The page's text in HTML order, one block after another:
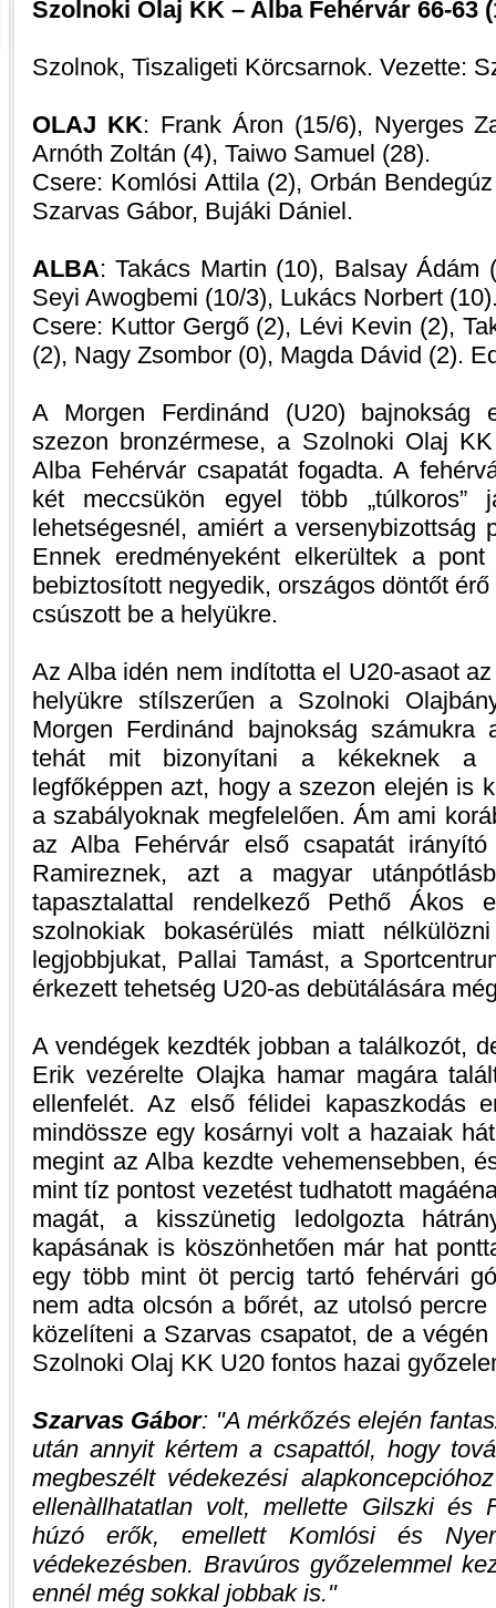
Szolnoki Olaj KK – Alba Fehérvár 66-63
Szolnok, Tiszaligeti Körcsarnok. Vezette:
OLAJ KK: Frank Áron (15/6), Nyerges
Arnóth Zoltán (4), Taiwo Samuel (28).
Csere: Komlósi Attila (2), Orbán
Szarvas Gábor, Bujáki Dániel.
ALBA: Takács Martin (10), Balsay Ádám
Seyi Awogbemi (10/3), Lukács Norbert
Csere: Kuttor Gergő (2), Lévi Kevin (2),
(2), Nagy Zsombor (0), Magda Dávid (2).
A Morgen Ferdinánd (U20) bajnokság
szezon bronzérmese, a Szolnoki Olaj
Alba Fehérvár csapatát fogadta. A
két meccsükön egyel több „túlkoros”
lehetségesnél, amiért a versenybizottság
Ennek eredményeként elkerültek a
bebiztosított negyedik, országos döntőt
csúszott be a helyükre.
Az Alba idén nem indította el U20-asaot
helyükre stílszerűen a Szolnoki
Morgen Ferdinánd bajnokság számukra
tehát mit bizonyítani a kékeknek a
legfőképpen azt, hogy a szezon elején is
a szabályoknak megfelelően. Ám ami
az Alba Fehérvár első csapatát
Ramireznek, azt a magyar
tapasztalattal rendelkező Pethő Ákos
szolnokiak bokasérülés miatt
legjobbjukat, Pallai Tamást, a
érkezett tehetség U20-as debütálására
A vendégek kezdték jobban a találkozót,
Erik vezérelte Olajka hamar magára
ellenfelét. Az első félidei kapaszkodás
mindössze egy kosárnyi volt a hazaiak
megint az Alba kezdte vehemensebben,
mint tíz pontost vezetést tudhatott
magát, a kisszünetig ledolgozta
kapásának is köszönhetően már hat
egy több mint öt percig tartó fehérvári
nem adta olcsón a bőrét, az utolsó
közelíteni a Szarvas csapatot, de a
Szolnoki Olaj KK U20 fontos hazai
Szarvas Gábor: A mérkőzés elején
után annyit kértem a csapattól, hogy
megbeszélt védekezési
ellenàllhatatlan volt, mellette Gilszki és
húzó erők, emellett Komlósi és
védekezésben. Bravúros győzelemmel
ennél még sokkal jobbak is.